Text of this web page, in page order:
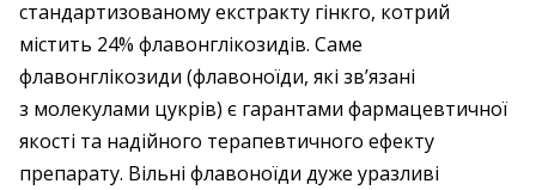
стандартизованому екстракту гінкго, котрий
містить 24% флавонглікозидів. Саме
флавонглікозиди (флавоноїди, які зв’язані
з молекулами цукрів) є гарантами фармацевтичної
якості та надійного терапевтичного ефекту
препарату. Вільні флавоноїди дуже уразливі